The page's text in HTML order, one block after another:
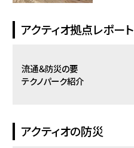
アクティオ拠点レポート
流通＆防災の要
テクノパーク紹介
アクティオの防災